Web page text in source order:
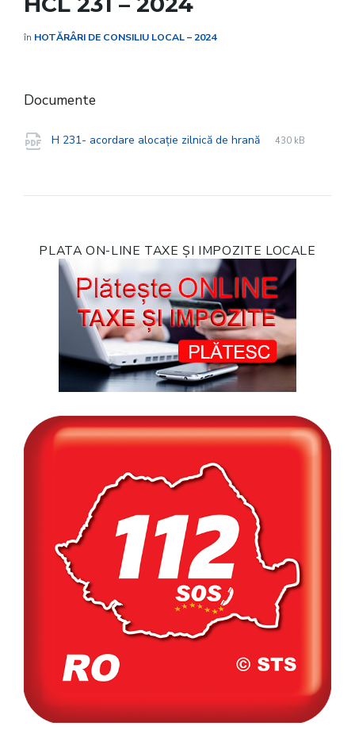
în HOTĂRÂRI DE CONSILIU LOCAL – 2024
Documente
H 231- acordare alocație zilnică de hrană
File
pdf
File
430 kB
PLATA ON-LINE TAXE ȘI IMPOZITE LOCALE